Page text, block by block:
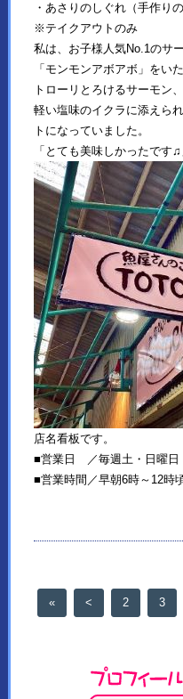
・あさりのしぐれ（手作り
※テイクアウトのみ
私は、お子様人気No.1のサ
「モンモンアボアボ」をい
トローリとろけるサーモン
軽い塩味のイクラに添えら
トになっていました。
「とても美味しかったです♫
店名看板です。
■営業日 ／毎週土・日曜日
■営業時間／早朝6時～12時
« < 2 3